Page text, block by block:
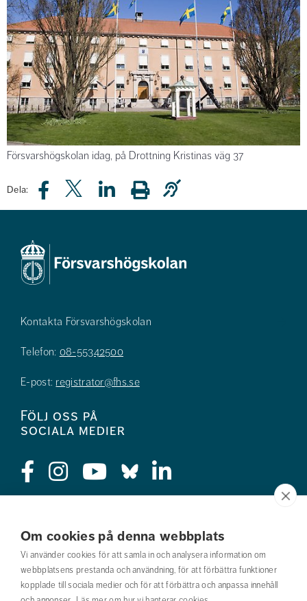
Om cookies på denna webbplats
Vi använder cookies för att samla in och analysera information om
webbplatsens prestanda och användning, för att förbättra funktioner
kopplade till sociala medier och för att förbättra och anpassa innehåll
Försvarshögskolan idag, på Drottning Kristinas väg 37
Dela:
Kontakta Försvarshögskolan
Telefon: 08-55342500
E-post: registrator@fhs.se
Följ oss på
sociala medier
Jobba hos oss
Nyhetsbrev